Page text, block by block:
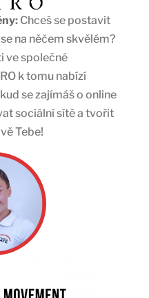
:Chceš se postavit
na něčem skvělém?
ve společné
k tomu nabízí
se zajímáš o online
sociální sítě a tvořit
Tebe!